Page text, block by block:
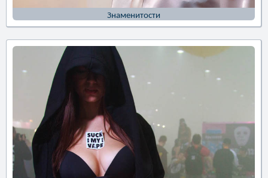
Знаменитости